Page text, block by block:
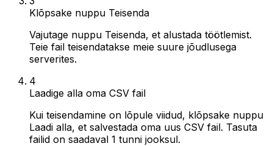
Klõpsake nuppu Teisenda
Vajutage nuppu Teisenda, et alustada töötlemist.
Teie fail teisendatakse meie suure jõudlusega
serverites.
4
Laadige alla oma CSV fail
Kui teisendamine on lõpule viidud, klõpsake nuppu
Laadi alla, et salvestada oma uus CSV fail. Tasuta
failid on saadaval 1 tunni jooksul.